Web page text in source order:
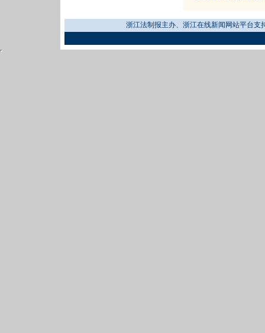
浙江法制报主办、浙江在线新闻网站平台